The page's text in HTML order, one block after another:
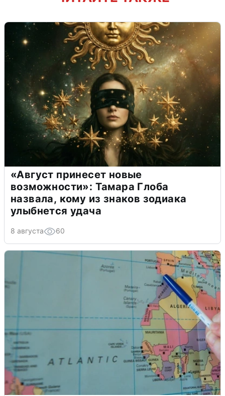
«Август принесет новые
возможности»: Тамара Глоба
назвала, кому из знаков зодиака
улыбнется удача
8 августа 60